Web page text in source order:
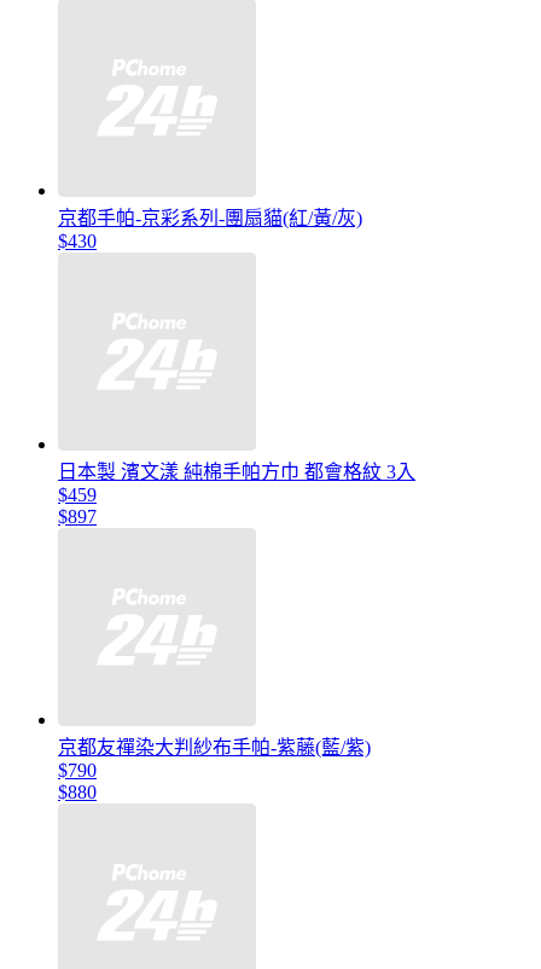
京都手帕-京彩系列-團扇貓(紅/黃/灰)
$430
日本製 濱文漾 純棉手帕方巾 都會格紋 3入
$459
$897
京都友禪染大判紗布手帕-紫藤(藍/紫)
$790
$880